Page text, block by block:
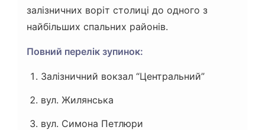
залізничних воріт столиці до одного з
найбільших спальних районів.
Повний перелік зупинок:
Залізничний вокзал “Центральний”
вул. Жилянська
вул. Симона Петлюри